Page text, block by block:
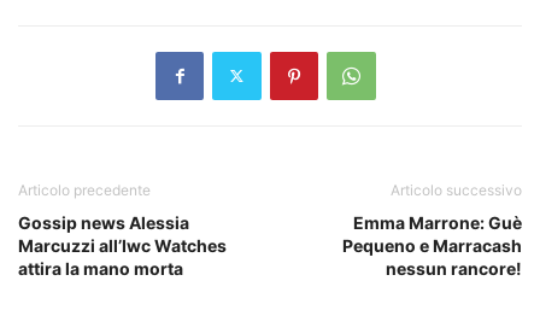
Articolo precedente
Gossip news Alessia
Marcuzzi all’Iwc Watches
attira la mano morta
Articolo successivo
Emma Marrone: Guè
Pequeno e Marracash
nessun rancore!